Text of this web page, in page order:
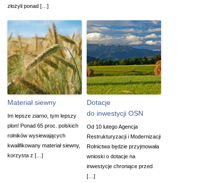
złożyli ponad […]
Materiał siewny
Im lepsze ziarno, tym lepszy
plon! Ponad 65 proc. polskich
rolników wysiewających
kwalifikowany materiał siewny,
korzysta z […]
Dotacje
do inwestycji OSN
Od 10 lutego Agencja
Restrukturyzacji i Modernizacji
Rolnictwa będzie przyjmowała
wnioski o dotacje na
inwestycje chroniące przed
[…]